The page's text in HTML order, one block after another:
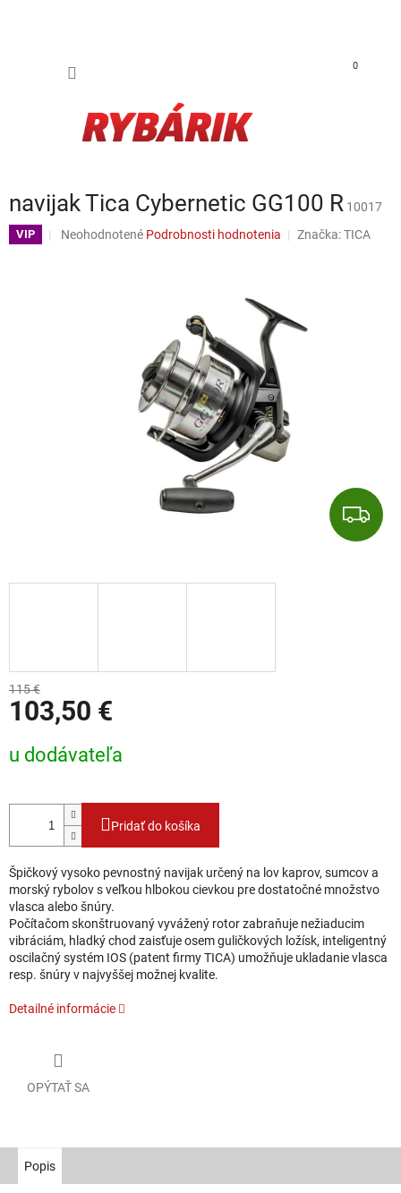
0
navijak Tica Cybernetic GG100 R 10017
VIP Priemerné hodnotenie produktu je 0,0 z 5 hviezdičiek.
Neohodnotené Podrobnosti hodnotenia Značka:TICA
115 €
103,50 €
u dodávateľa
Pridať do košíka
Špičkový vysoko pevnostný navijak určený na lov kaprov, sumcov a
morský rybolov s veľkou hlbokou cievkou pre dostatočné množstvo
vlasca alebo šnúry.
Počítačom skonštruovaný vyvážený rotor zabraňuje nežiaducim
vibráciám, hladký chod zaisťuje osem guličkových ložísk, inteligentný
oscilačný systém IOS (patent firmy TICA) umožňuje ukladanie vlasca
resp. šnúry v najvyššej možnej kvalite.
Detailné informácie
OPÝTAŤ SA
Popis